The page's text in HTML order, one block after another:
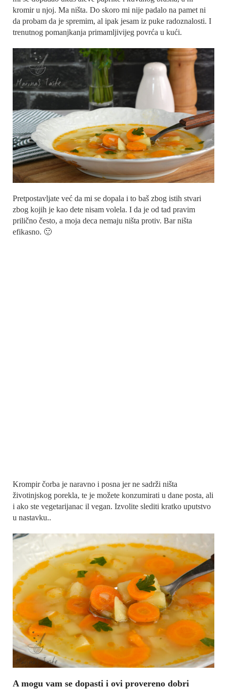
kromir u njoj. Ma ništa. Do skoro mi nije padalo na pamet ni
da probam da je spremim, al ipak jesam iz puke radoznalosti. I
trenutnog pomanjkanja primamljivijeg povrća u kući.
Pretpostavljate već da mi se dopala i to baš zbog istih stvari
zbog kojih je kao dete nisam volela. I da je od tad pravim
prilično često, a moja deca nemaju ništa protiv. Bar ništa
efikasno. 🙂
Krompir čorba je naravno i posna jer ne sadrži ništa
životinjskog porekla, te je možete konzumirati u dane posta, ali
i ako ste vegetarijanac il vegan. Izvolite slediti kratko uputstvo
u nastavku..
A mogu vam se dopasti i ovi provereno dobri